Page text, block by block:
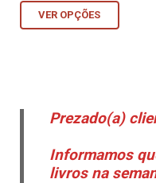
VER OPÇÕES
Prezado(a)
Informamos
livros na